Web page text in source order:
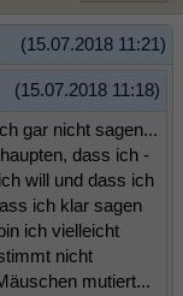
(15.07.2018 11:21)
(15.07.2018 11:18)
gar nicht sagen...
dass ich -
will und dass ich
ich klar sagen
ich vielleicht
nicht
mutiert...